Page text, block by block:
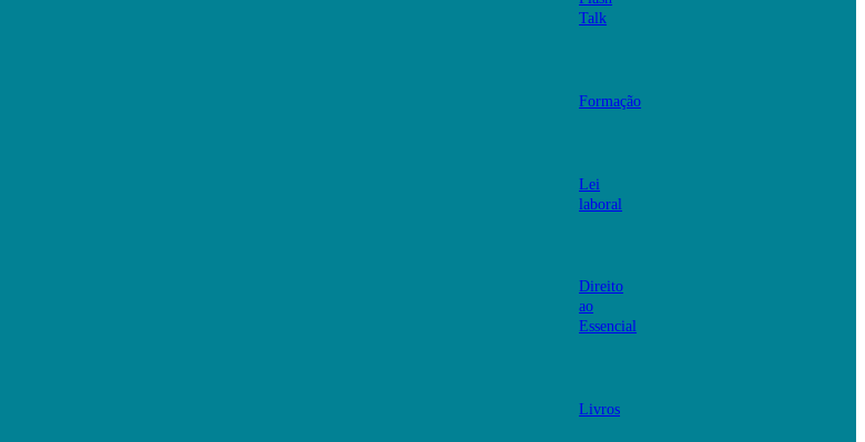
Talk
Formação
Lei
laboral
Direito
ao
Essencial
Livros